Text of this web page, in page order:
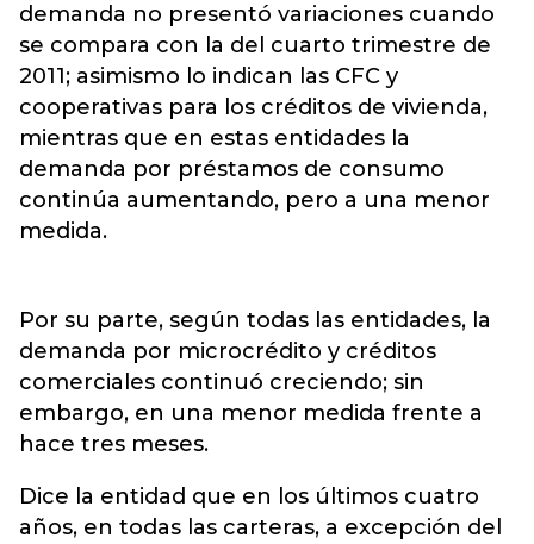
demanda no presentó variaciones cuando
se compara con la del cuarto trimestre de
2011; asimismo lo indican las CFC y
cooperativas para los créditos de vivienda,
mientras que en estas entidades la
demanda por préstamos de consumo
continúa aumentando, pero a una menor
medida.
Por su parte, según todas las entidades, la
demanda por microcrédito y créditos
comerciales continuó creciendo; sin
embargo, en una menor medida frente a
hace tres meses.
Dice la entidad que en los últimos cuatro
años, en todas las carteras, a excepción del